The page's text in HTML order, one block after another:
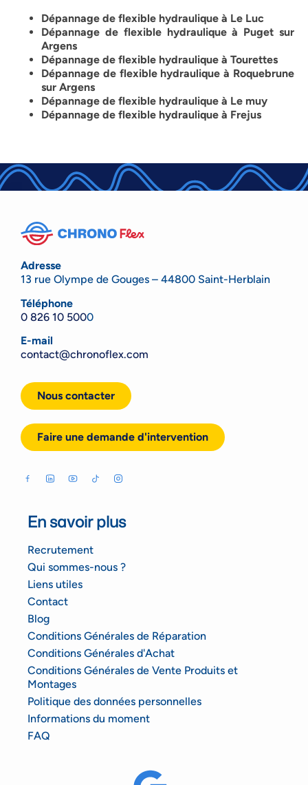
Dépannage de flexible hydraulique à Le Luc
Dépannage de flexible hydraulique à Puget sur
Argens
Dépannage de flexible hydraulique à Tourettes
Dépannage de flexible hydraulique à Roquebrune
sur Argens
Dépannage de flexible hydraulique à Le muy
Dépannage de flexible hydraulique à Frejus
Adresse
13 rue Olympe de Gouges – 44800 Saint-Herblain
Téléphone
0 826 10 5000
E-mail
contact@chronoflex.com
Nous contacter
Faire une demande d'intervention
En savoir plus
Recrutement
Qui sommes-nous ?
Liens utiles
Contact
Blog
Conditions Générales de Réparation
Conditions Générales d'Achat
Conditions Générales de Vente Produits et
Montages
Politique des données personnelles
Informations du moment
FAQ